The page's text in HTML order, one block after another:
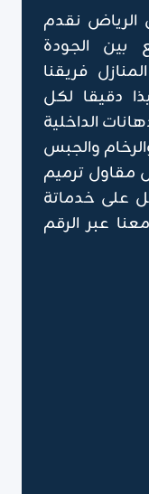
الرياض نقدم
الجودة
فريقنا
دقيقا لكل
الداخلية
والجبس
مقاول ترميم
على خدماتة
عبر الرقم